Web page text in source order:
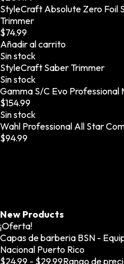
StyleCraft Absolute Zero Foil
Trimmer
$74.99
Añadir al carrito
Sinstock
StyleCraft Saber Trimmer
Sinstock
Gamma S/C Evo Professional
$154.99
Sinstock
Wahl Professional All Star
$94.99
New Products
¡Oferta!
Capas de barberia BSN -
Nacional Puerto Rico
$24.99 - $29.99Rango de